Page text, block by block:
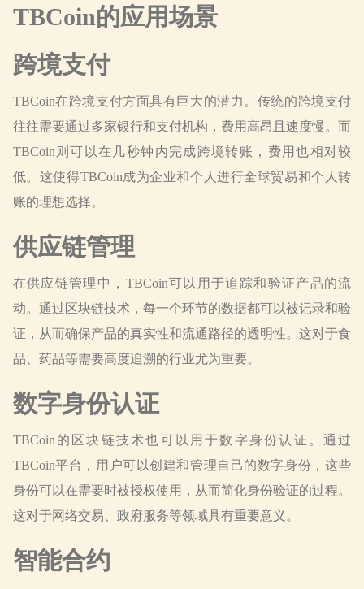
TBCoin的应用场景
跨境支付
TBCoin在跨境支付方面具有巨大的潜力。传统的跨境支付
往往需要通过多家银行和支付机构，费用高昂且速度慢。而
TBCoin则可以在几秒钟内完成跨境转账，费用也相对较
低。这使得TBCoin成为企业和个人进行全球贸易和个人转
账的理想选择。
供应链管理
在供应链管理中，TBCoin可以用于追踪和验证产品的流
动。通过区块链技术，每一个环节的数据都可以被记录和验
证，从而确保产品的真实性和流通路径的透明性。这对于食
品、药品等需要高度追溯的行业尤为重要。
数字身份认证
TBCoin的区块链技术也可以用于数字身份认证。通过
TBCoin平台，用户可以创建和管理自己的数字身份，这些
身份可以在需要时被授权使用，从而简化身份验证的过程。
这对于网络交易、政府服务等领域具有重要意义。
智能合约